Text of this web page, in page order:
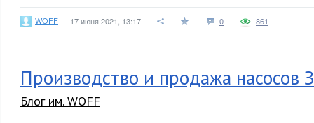
WOFF 17 июня 2021, 13:17 0 861
Производство и продажа насосов
Блог им. WOFF